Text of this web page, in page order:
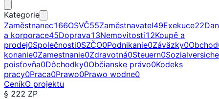
Kategorie
Zaměstnanec166OSVČ55Zaměstnavatel49Exekuce22
a korporace45Doprava13Nemovitosti12Koupě a
prodej0Společnosti0SZČO0Podnikanie0Záväzky0Obchod
konanie0Zamestnanie0Zdravotná0Steuern0
poisťovňa0Dôchodky0Občianske právo0Kodeks
pracy0Praca0Prawo0Prawo wodne0
CeníkO projektu
§ 222 ZP